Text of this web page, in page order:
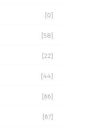
[0]
[58]
[22]
[44]
[66]
[67]